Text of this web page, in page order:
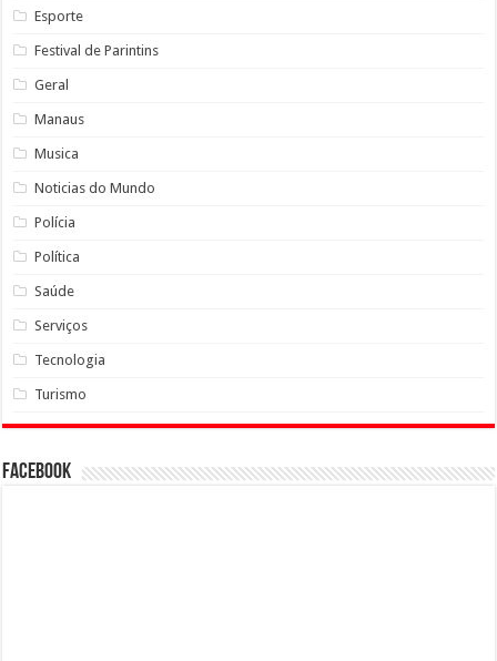
Esporte
Festival de Parintins
Geral
Manaus
Musica
Noticias do Mundo
Polícia
Política
Saúde
Serviços
Tecnologia
Turismo
Facebook